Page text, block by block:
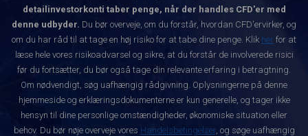
detailinvestorkonti taber penge, når der handles CFD'er med
denne udbyder. Du bør overveje, om du forstår, hvordan CFD'ervirker, og
om du har råd til at tage en høj risiko for at tabe dine penge. Klik her for at
læse hele vores risikoadvarsel og sikre, at du forstår de involverede risici
før du fortsætter, du bør også tage din relevante erfaring i betragtning.
Om nødvendigt, søg uafhængig rådgivning. Oplysningerne på denne
hjemmeside og erklæringsdokumenterne er kun generelle, og tager ikke
hensyn til dine personlige omstændigheder, økonomiske situation eller
behov. Du bør nøje overveje vores Handelsbetingelser, og søge uafhængig